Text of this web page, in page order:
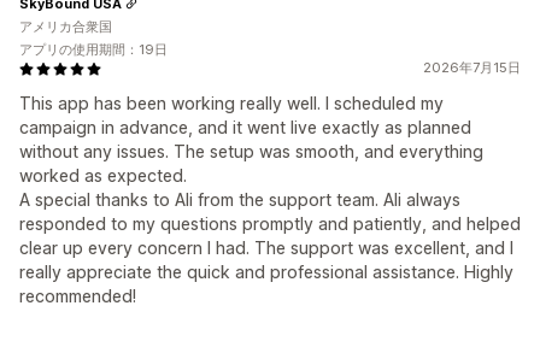
2026年7月15日
This app has been working really well. I scheduled my
campaign in advance, and it went live exactly as planned
without any issues. The setup was smooth, and everything
worked as expected.
A special thanks to Ali from the support team. Ali always
responded to my questions promptly and patiently, and helped
clear up every concern I had. The support was excellent, and I
really appreciate the quick and professional assistance. Highly
recommended!
SkyBound USA
アメリカ合衆国
アプリの使用期間：19日